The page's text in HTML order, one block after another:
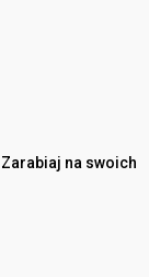
na swoich